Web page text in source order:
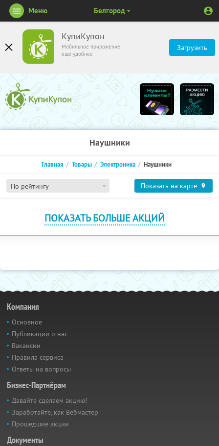
КупиКупон
Мобильное приложение
ещё удобнее
Загрузить
Меню Белгород
Наушники
По рейтингу
Главная Товары Электроника Наушники
Показать на карте
ПОКАЗАТЬ БОЛЬШЕ АКЦИЙ
Компания
Основное
Публикации о нас
Вакансии
Правила сервиса
Ответы на вопросы
Бизнес-Партнёрам
Давайте сделаем акцию!
Заработайте, как Вебмастер
Прошедшие акции
Документы